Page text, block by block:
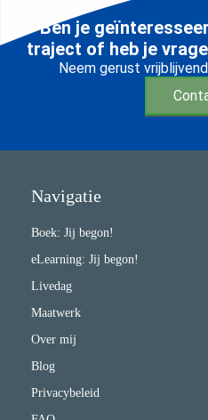
Ben je
traject of heb je
Neem gerust
Navigatie
Boek: Jij begon!
eLearning: Jij begon!
Livedag
Maatwerk
Over mij
Blog
Privacybeleid